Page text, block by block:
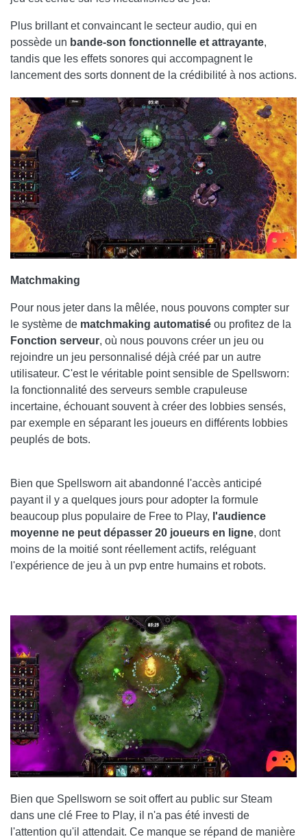
Plus brillant et convaincant le secteur audio, qui en
possède un bande-son fonctionnelle et attrayante,
tandis que les effets sonores qui accompagnent le
lancement des sorts donnent de la crédibilité à nos actions.
Matchmaking
Pour nous jeter dans la mêlée, nous pouvons compter sur
le système de matchmaking automatisé ou profitez de la
Fonction serveur, où nous pouvons créer un jeu ou
rejoindre un jeu personnalisé déjà créé par un autre
utilisateur. C'est le véritable point sensible de Spellsworn:
la fonctionnalité des serveurs semble crapuleuse
incertaine, échouant souvent à créer des lobbies sensés,
par exemple en séparant les joueurs en différents lobbies
peuplés de bots.
Bien que Spellsworn ait abandonné l'accès anticipé
payant il y a quelques jours pour adopter la formule
beaucoup plus populaire de Free to Play, l'audience
moyenne ne peut dépasser 20 joueurs en ligne, dont
moins de la moitié sont réellement actifs, reléguant
l'expérience de jeu à un pvp entre humains et robots.
Bien que Spellsworn se soit offert au public sur Steam
dans une clé Free to Play, il n'a pas été investi de
l'attention qu'il attendait. Ce manque se répand de manière